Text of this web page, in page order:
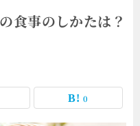
食事のしかたは？
0